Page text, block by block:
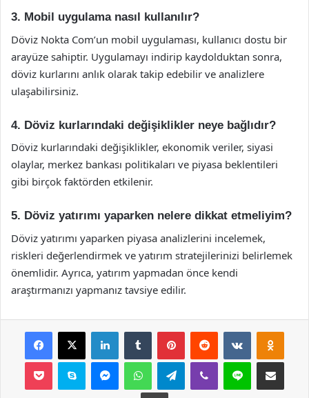
3. Mobil uygulama nasıl kullanılır?
Döviz Nokta Com’un mobil uygulaması, kullanıcı dostu bir
arayüze sahiptir. Uygulamayı indirip kaydolduktan sonra,
döviz kurlarını anlık olarak takip edebilir ve analizlere
ulaşabilirsiniz.
4. Döviz kurlarındaki değişiklikler neye bağlıdır?
Döviz kurlarındaki değişiklikler, ekonomik veriler, siyasi
olaylar, merkez bankası politikaları ve piyasa beklentileri
gibi birçok faktörden etkilenir.
5. Döviz yatırımı yaparken nelere dikkat etmeliyim?
Döviz yatırımı yaparken piyasa analizlerini incelemek,
riskleri değerlendirmek ve yatırım stratejilerinizi belirlemek
önemlidir. Ayrıca, yatırım yapmadan önce kendi
araştırmanızı yapmanız tavsiye edilir.
Facebook
X LinkedInTumblr PinterestReddit VKontakte
Pocket Skype MessengerWhatsAppTelegramViber Line E-Posta ile
Yazdır